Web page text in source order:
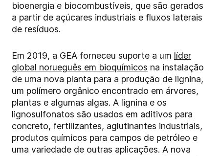
bioenergia e biocombustíveis, que são gerados
a partir de açúcares industriais e fluxos laterais
de resíduos.
Em 2019, a GEA forneceu suporte a um líder
global norueguês em bioquímicos na instalação
de uma nova planta para a produção de lignina,
um polímero orgânico encontrado em árvores,
plantas e algumas algas. A lignina e os
lignosulfonatos são usados em aditivos para
concreto, fertilizantes, aglutinantes industriais,
produtos químicos para campos de petróleo e
uma variedade de outras aplicações. A nova